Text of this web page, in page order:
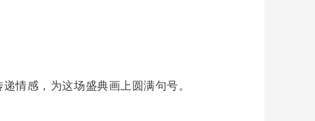
情感，为这场盛典画上圆满句号。